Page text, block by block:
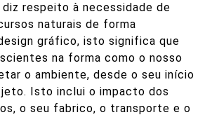
respeito à necessidade de
naturais de forma
gráfico, isto significa que
na forma como o nosso
o ambiente, desde o seu início
Isto inclui o impacto dos
o seu fabrico, o transporte e o